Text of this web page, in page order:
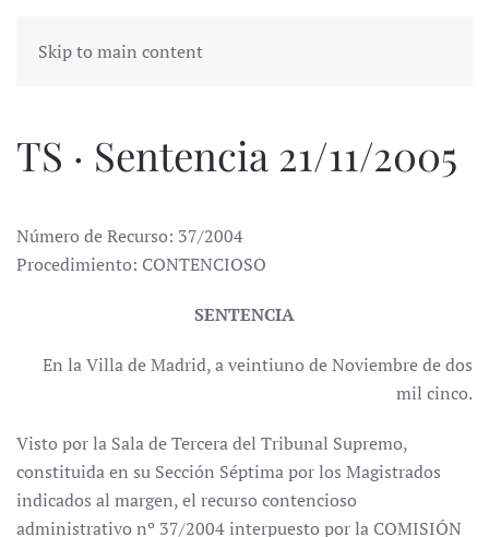
Skip to main content
TS · Sentencia 21/11/2005
Número de Recurso: 37/2004
Procedimiento: CONTENCIOSO
SENTENCIA
En la Villa de Madrid, a veintiuno de Noviembre de dos
mil cinco.
Visto por la Sala de Tercera del Tribunal Supremo,
constituida en su Sección Séptima por los Magistrados
indicados al margen, el recurso contencioso
administrativo nº 37/2004 interpuesto por la COMISIÓN